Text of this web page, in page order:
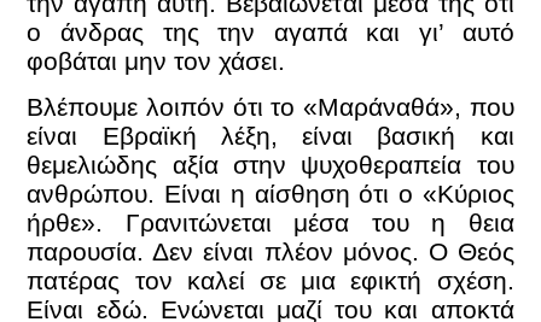
ο άνδρας της την αγαπά και γι’ αυτό
φοβάται μην τον χάσει.
Βλέπουμε λοιπόν ότι το «Μαράναθά», που
είναι Εβραϊκή λέξη, είναι βασική και
θεμελιώδης αξία στην ψυχοθεραπεία του
ανθρώπου. Είναι η αίσθηση ότι ο «Κύριος
ήρθε». Γρανιτώνεται μέσα του η θεια
παρουσία. Δεν είναι πλέον μόνος. Ο Θεός
πατέρας τον καλεί σε μια εφικτή σχέση.
Είναι εδώ. Ενώνεται μαζί του και αποκτά